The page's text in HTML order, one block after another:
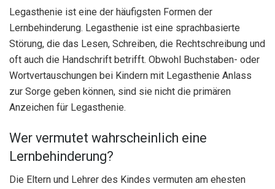
Legasthenie ist eine der häufigsten Formen der
Lernbehinderung. Legasthenie ist eine sprachbasierte
Störung, die das Lesen, Schreiben, die Rechtschreibung und
oft auch die Handschrift betrifft. Obwohl Buchstaben- oder
Wortvertauschungen bei Kindern mit Legasthenie Anlass
zur Sorge geben können, sind sie nicht die primären
Anzeichen für Legasthenie.
Wer vermutet wahrscheinlich eine
Lernbehinderung?
Die Eltern und Lehrer des Kindes vermuten am ehesten